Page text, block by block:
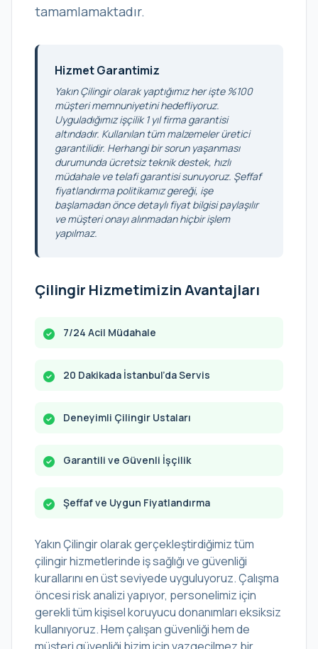
tamamlamaktadır.
Hizmet Garantimiz
Yakın Çilingir olarak yaptığımız her işte %100
müşteri memnuniyetini hedefliyoruz.
Uyguladığımız işçilik 1 yıl firma garantisi
altındadır. Kullanılan tüm malzemeler üretici
garantilidir. Herhangi bir sorun yaşanması
durumunda ücretsiz teknik destek, hızlı
müdahale ve telafi garantisi sunuyoruz. Şeffaf
fiyatlandırma politikamız gereği, işe
başlamadan önce detaylı fiyat bilgisi paylaşılır
ve müşteri onayı alınmadan hiçbir işlem
yapılmaz.
Çilingir Hizmetimizin Avantajları
7/24 Acil Müdahale
20 Dakikada İstanbul’da Servis
Deneyimli Çilingir Ustaları
Garantili ve Güvenli İşçilik
Şeffaf ve Uygun Fiyatlandırma
Yakın Çilingir olarak gerçekleştirdiğimiz tüm
çilingir hizmetlerinde iş sağlığı ve güvenliği
kurallarını en üst seviyede uyguluyoruz. Çalışma
öncesi risk analizi yapıyor, personelimiz için
gerekli tüm kişisel koruyucu donanımları eksiksiz
kullanıyoruz. Hem çalışan güvenliği hem de